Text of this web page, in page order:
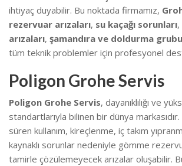
ihtiyaç duyabilir. Bu noktada firmamız,
rezervuar arızaları, su kaçağı sorunları,
arızaları, şamandıra ve doldurma
tüm teknik problemler için profesyonel
Poligon Grohe Servis
Poligon Grohe Servis, dayanıklılığı ve
standartlarıyla bilinen bir dünya markasıdır.
süren kullanım, kireçlenme, iç takım
kaynaklı sorunlar nedeniyle gömme
tamirle çözülemeyecek arızalar oluşabilir.